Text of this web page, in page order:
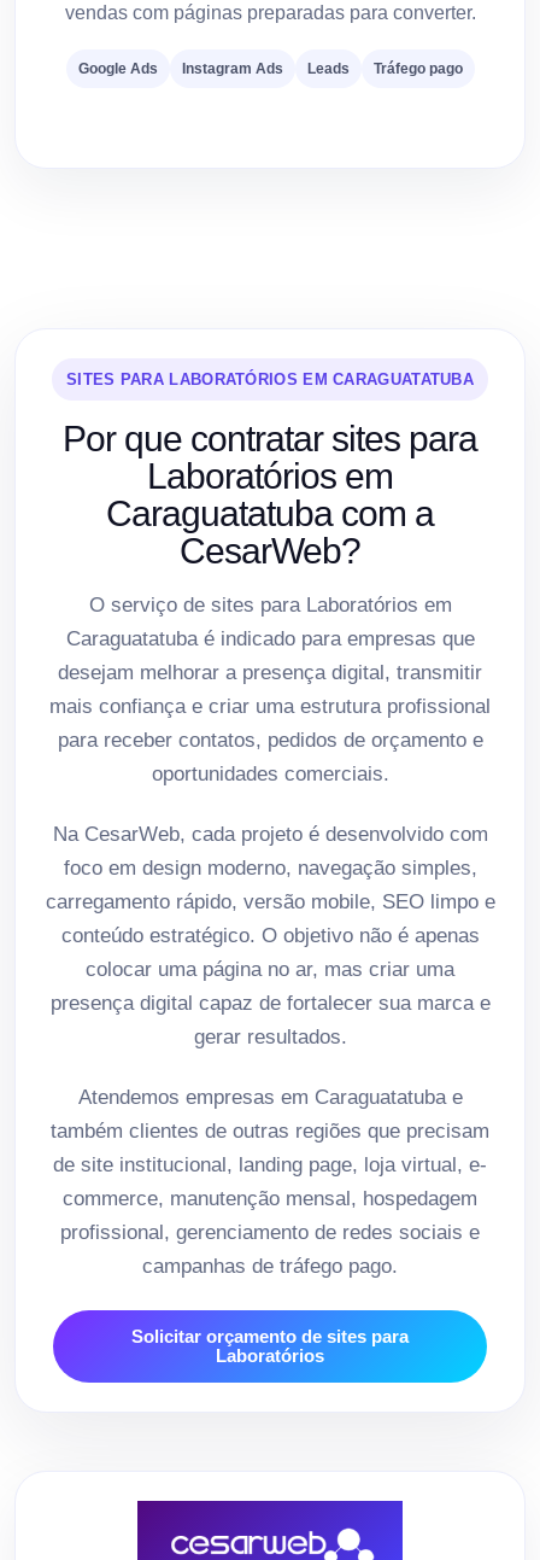
vendas com páginas preparadas para converter.
Google Ads Instagram Ads Leads Tráfego pago
SITES PARA LABORATÓRIOS EM CARAGUATATUBA
Por que contratar sites para
Laboratórios em
Caraguatatuba com a
CesarWeb?
O serviço de sites para Laboratórios em
Caraguatatuba é indicado para empresas que
desejam melhorar a presença digital, transmitir
mais confiança e criar uma estrutura profissional
para receber contatos, pedidos de orçamento e
oportunidades comerciais.
Na CesarWeb, cada projeto é desenvolvido com
foco em design moderno, navegação simples,
carregamento rápido, versão mobile, SEO limpo e
conteúdo estratégico. O objetivo não é apenas
colocar uma página no ar, mas criar uma
presença digital capaz de fortalecer sua marca e
gerar resultados.
Atendemos empresas em Caraguatatuba e
também clientes de outras regiões que precisam
de site institucional, landing page, loja virtual, e-
commerce, manutenção mensal, hospedagem
profissional, gerenciamento de redes sociais e
campanhas de tráfego pago.
Solicitar orçamento de sites para
Laboratórios